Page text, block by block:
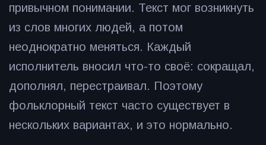
привычном понимании. Текст мог возникнуть
из слов многих людей, а потом
неоднократно меняться. Каждый
исполнитель вносил что-то своё: сокращал,
дополнял, перестраивал. Поэтому
фольклорный текст часто существует в
нескольких вариантах, и это нормально.